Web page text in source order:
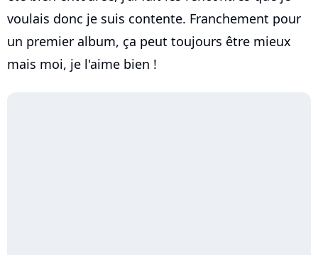
voulais donc je suis contente. Franchement pour
un premier album, ça peut toujours être mieux
mais moi, je l'aime bien !